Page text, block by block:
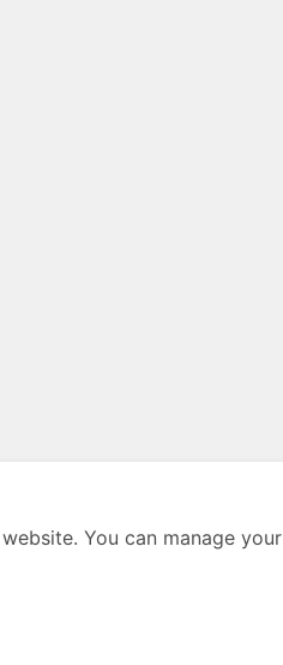
You can manage